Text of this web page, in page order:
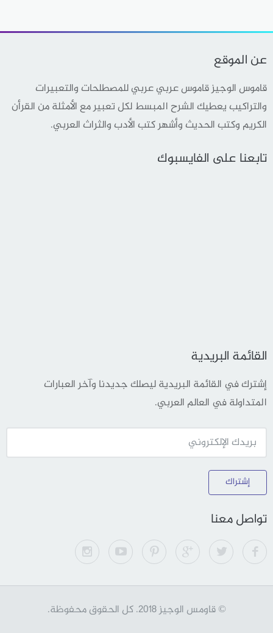
عن الموقع
قاموس الوجيز قاموس عربي عربي للمصطلحات والتعبيرات
والتراكيب يعطيك الشرح المبسط لكل تعبير مع الأمثلة من القرأن
الكريم وكتب الحديث وأشهر كتب الأدب والثراث العربي.
تابعنا على الفايسبوك
القائمة البريدية
إشترك في القائمة البريدية ليصلك جديدنا وآخر العبارات
المتداولة في العالم العربي.
إشتراك
تواصل معنا
© قاومس الوجيز 2018. كل الحقوق محفوظة.